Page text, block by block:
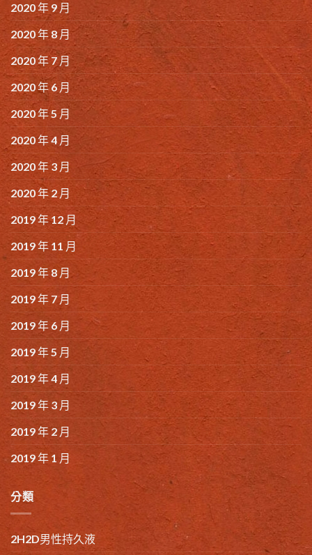
2020 年 9 月
2020 年 8 月
2020 年 7 月
2020 年 6 月
2020 年 5 月
2020 年 4 月
2020 年 3 月
2020 年 2 月
2019 年 12 月
2019 年 11 月
2019 年 8 月
2019 年 7 月
2019 年 6 月
2019 年 5 月
2019 年 4 月
2019 年 3 月
2019 年 2 月
2019 年 1 月
分類
2H2D男性持久液